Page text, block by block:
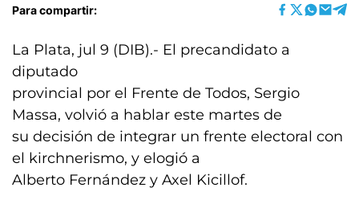
Para compartir:
La Plata, jul 9 (DIB).- El precandidato a
diputado
provincial por el Frente de Todos, Sergio
Massa, volvió a hablar este martes de
su decisión de integrar un frente electoral con
el kirchnerismo, y elogió a
Alberto Fernández y Axel Kicillof.